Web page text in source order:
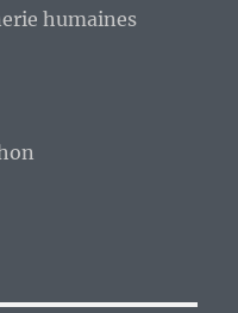
humaines